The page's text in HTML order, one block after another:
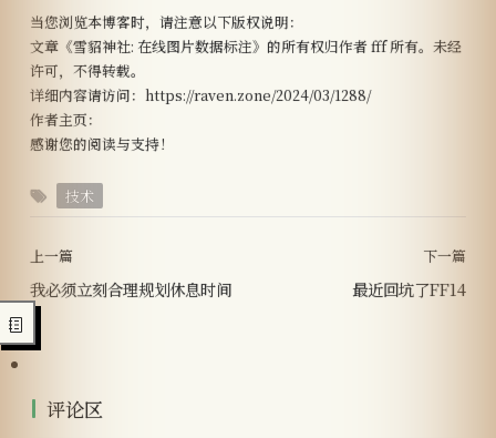
当您浏览本博客时，请注意以下版权说明：
文章《雪貂神社: 在线图片数据标注》的所有权归作者 fff 所有。未经
许可，不得转载。
详细内容请访问：https://raven.zone/2024/03/1288/
作者主页：
感谢您的阅读与支持！
技术
上一篇
我必须立刻合理规划休息时间
下一篇
最近回坑了FF14
评论区